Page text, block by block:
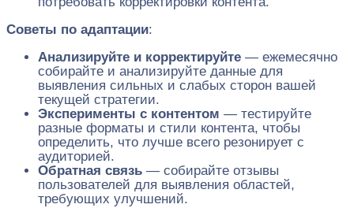
Советы по адаптации:
Анализируйте и корректируйте — ежемесячно
собирайте и анализируйте данные для
выявления сильных и слабых сторон вашей
текущей стратегии.
Эксперименты с контентом — тестируйте
разные форматы и стили контента, чтобы
определить, что лучше всего резонирует с
аудиторией.
Обратная связь — собирайте отзывы
пользователей для выявления областей,
требующих улучшений.